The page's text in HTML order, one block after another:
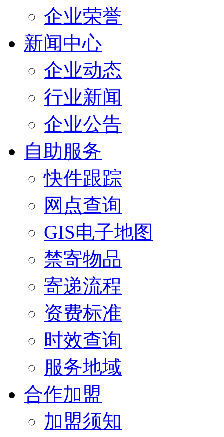
企业荣誉
新闻中心
企业动态
行业新闻
企业公告
自助服务
快件跟踪
网点查询
GIS电子地图
禁寄物品
寄递流程
资费标准
时效查询
服务地域
合作加盟
加盟须知